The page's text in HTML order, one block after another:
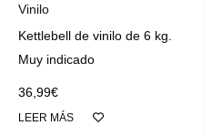
Vinilo
Kettlebell de vinilo de 6 kg.
Muy indicado
36,99€
LEER MÁS